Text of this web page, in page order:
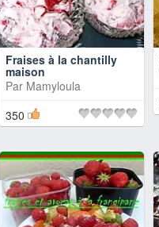
Fraises à la chantilly
maison
Par Mamyloula
350